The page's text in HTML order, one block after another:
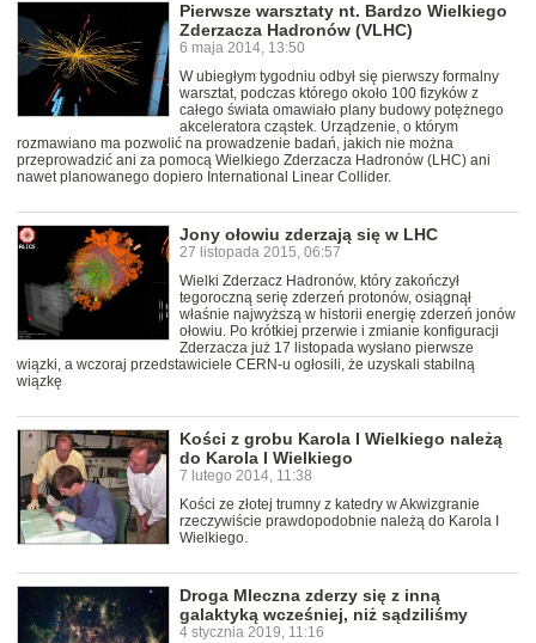
Pierwsze warsztaty nt. Bardzo Wielkiego
Zderzacza Hadronów (VLHC)
6 maja 2014, 13:50
W ubiegłym tygodniu odbył się pierwszy formalny
warsztat, podczas którego około 100 fizyków z
całego świata omawiało plany budowy potężnego
akceleratora cząstek. Urządzenie, o którym
rozmawiano ma pozwolić na prowadzenie badań, jakich nie można
przeprowadzić ani za pomocą Wielkiego Zderzacza Hadronów (LHC) ani
nawet planowanego dopiero International Linear Collider.
Jony ołowiu zderzają się w LHC
27 listopada 2015, 06:57
Wielki Zderzacz Hadronów, który zakończył
tegoroczną serię zderzeń protonów, osiągnął
właśnie najwyższą w historii energię zderzeń jonów
ołowiu. Po krótkiej przerwie i zmianie konfiguracji
Zderzacza już 17 listopada wysłano pierwsze
wiązki, a wczoraj przedstawiciele CERN-u ogłosili, że uzyskali stabilną
wiązkę
Kości z grobu Karola I Wielkiego należą
do Karola I Wielkiego
7 lutego 2014, 11:38
Kości ze złotej trumny z katedry w Akwizgranie
rzeczywiście prawdopodobnie należą do Karola I
Wielkiego.
Droga Mleczna zderzy się z inną
galaktyką wcześniej, niż sądziliśmy
4 stycznia 2019, 11:16